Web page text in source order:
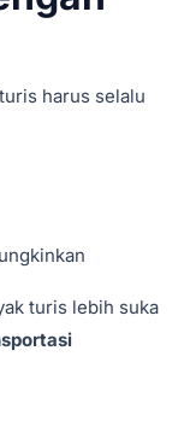
harus selalu
turis lebih suka